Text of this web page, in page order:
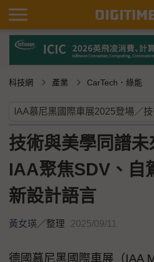
科技網 產業 CarTech．綠能
技術與美學同譜
IAA聚焦SDV、自
新設計語言
黃女瑛／整理 2025/09/11
德國慕尼黑國際車展（IAA